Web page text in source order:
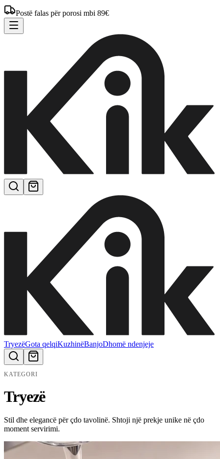
Postë falas për porosi mbi 89€
TryezëGota qelqiKuzhinëBanjoDhomë ndenjeje
KATEGORI
Tryezë
Stil dhe elegancë për çdo tavolinë. Shtoji një prekje unike në çdo
moment servirimi.